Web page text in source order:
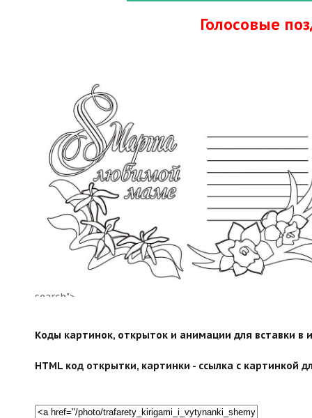
Голосовые
search">
Коды картинок, открыток и анимации для вставки в
HTML код открытки, картинки - ссылка с картинкой